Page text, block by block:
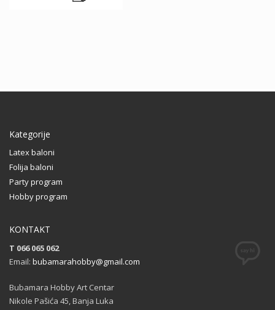
Kategorije
Latex baloni
Folija baloni
Party program
Hobby program
KONTAKT
T 066 065 062
Email: bubamarahobby@gmail.com
Bubamara Hobby Art Centar
Nikole Pašića 45, Banja Luka